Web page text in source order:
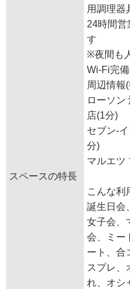
スペースの特長
用調理器
24時間営
す
※夜間も
Wi-Fi完
周辺情報
ローソン
店(1分)
セブン-
分)
マルエツ
こんな利
誕生日会
女子会、
会、ミー
ート、合
スプレ、
れ、オシ